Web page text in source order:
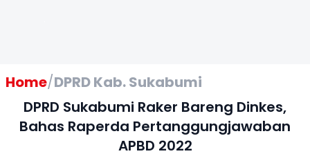
Home/DPRD Kab. Sukabumi
DPRD Sukabumi Raker Bareng Dinkes,
Bahas Raperda Pertanggungjawaban
APBD 2022